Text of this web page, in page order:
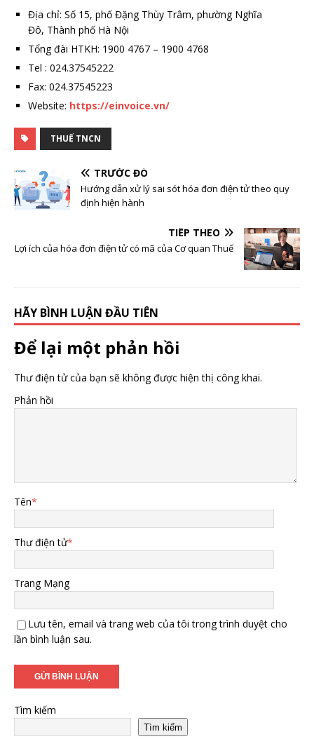
Địa chỉ: Số 15, phố Đặng Thùy Trâm, phường Nghĩa
Đô, Thành phố Hà Nội
Tổng đài HTKH: 1900 4767 – 1900 4768
Tel : 024.37545222
Fax: 024.37545223
Website: https://einvoice.vn/
THUẾ TNCN
TRƯỚC ĐÓ
Hướng dẫn xử lý sai sót hóa đơn điện tử theo quy
định hiện hành
TIẾP THEO
Lợi ích của hóa đơn điện tử có mã của Cơ quan Thuế
HÃY BÌNH LUẬN ĐẦU TIÊN
Để lại một phản hồi
Thư điện tử của bạn sẽ không được hiện thị công khai.
Phản hồi
Tên*
Thư điện tử*
Trang Mạng
Lưu tên, email và trang web của tôi trong trình duyệt cho
lần bình luận sau.
Tìm kiếm
Tìm kiếm